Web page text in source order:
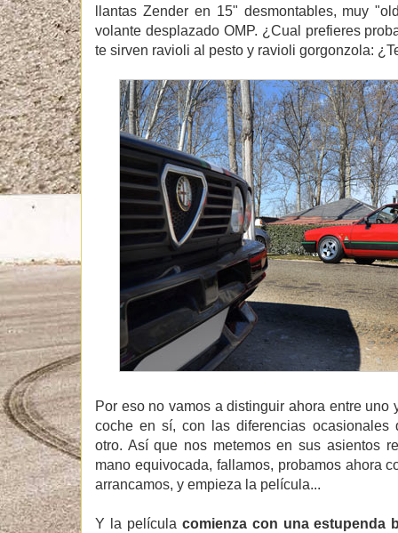
llantas Zender en 15" desmontables, muy
volante desplazado OMP. ¿Cual prefieres
te sirven ravioli al pesto y ravioli gorgonzola:
Por eso no vamos a distinguir ahora entre uno
coche en sí, con las diferencias ocasionales
otro. Así que nos metemos en sus asientos
mano equivocada, fallamos, probamos ahora
arrancamos, y empieza la película...
Y la película comienza con una estupenda